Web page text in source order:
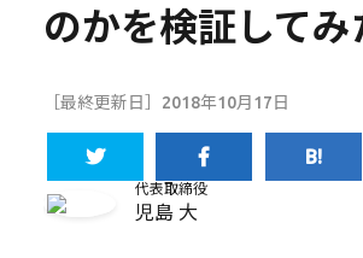
のかを検証してみ
［最終更新日］2018年10月17日
代表取締役
児島 大